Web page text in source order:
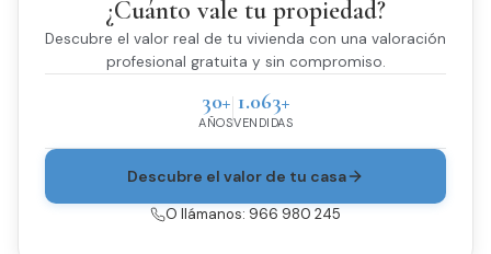
¿Cuánto vale tu propiedad?
Descubre el valor real de tu vivienda con una valoración
profesional gratuita y sin compromiso.
30+
AÑOS
1.063+
VENDIDAS
Descubre el valor de tu casa
O llámanos: 966 980 245